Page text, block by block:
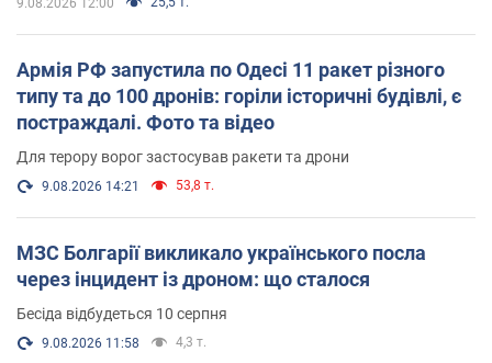
Армія РФ запустила по Одесі 11 ракет різного
типу та до 100 дронів: горіли історичні будівлі, є
постраждалі. Фото та відео
Для терору ворог застосував ракети та дрони
9.08.2026 14:21 53,8 т.
МЗС Болгарії викликало українського посла
через інцидент із дроном: що сталося
Бесіда відбудеться 10 серпня
9.08.2026 11:58 4,3 т.